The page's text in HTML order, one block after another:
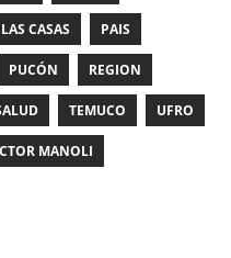
CASAS PAIS
PUCÓN REGION
TEMUCO UFRO
MANOLI